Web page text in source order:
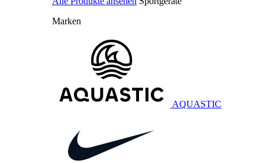
Marken
AQUASTIC